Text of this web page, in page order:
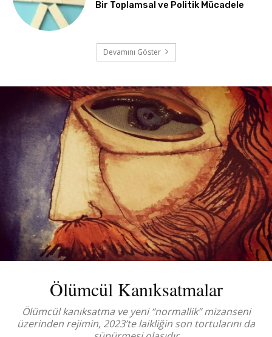
Bir Toplamsal ve Politik Mücadele
Devamını Göster